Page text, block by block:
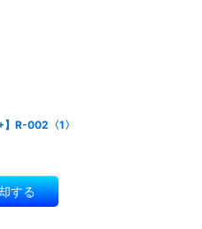
】R-002〈1〉
する